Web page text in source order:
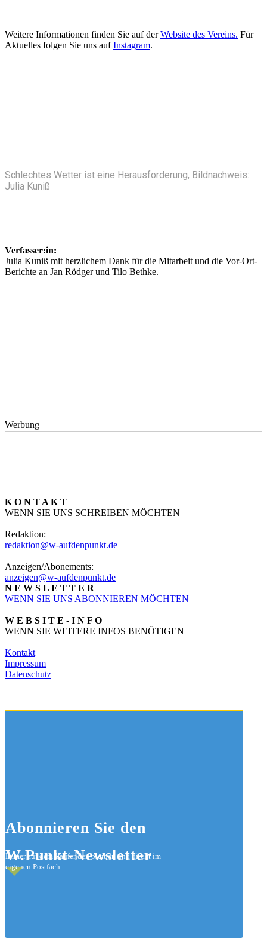
Weitere Informationen finden Sie auf derWebsite des Vereins. Für
Aktuelles folgen Sie uns aufInstagram.
Schlechtes Wetter ist eine Herausforderung, Bildnachweis:
Julia Kuniß
Verfasser:in:
Julia Kuniß mit herzlichem Dank für die Mitarbeit und die Vor-Ort-
Berichte an Jan Rödger und Tilo Bethke.
Werbung
K O N T A K T
WENN SIE UNS SCHREIBEN MÖCHTEN
Redaktion:
redaktion@w-aufdenpunkt.de
Anzeigen/Abonements:
anzeigen@w-aufdenpunkt.de
N E W S L E T T E R
WENN SIE UNS ABONNIEREN MÖCHTEN
W E B S I T E - I N F O
WENN SIE WEITERE INFOS BENÖTIGEN
Kontakt
Impressum
Datenschutz
Abonnieren Sie den
W.Punkt-Newsletter
Immer auf dem Laufenden bleiben und direkt im
eigenen Postfach.